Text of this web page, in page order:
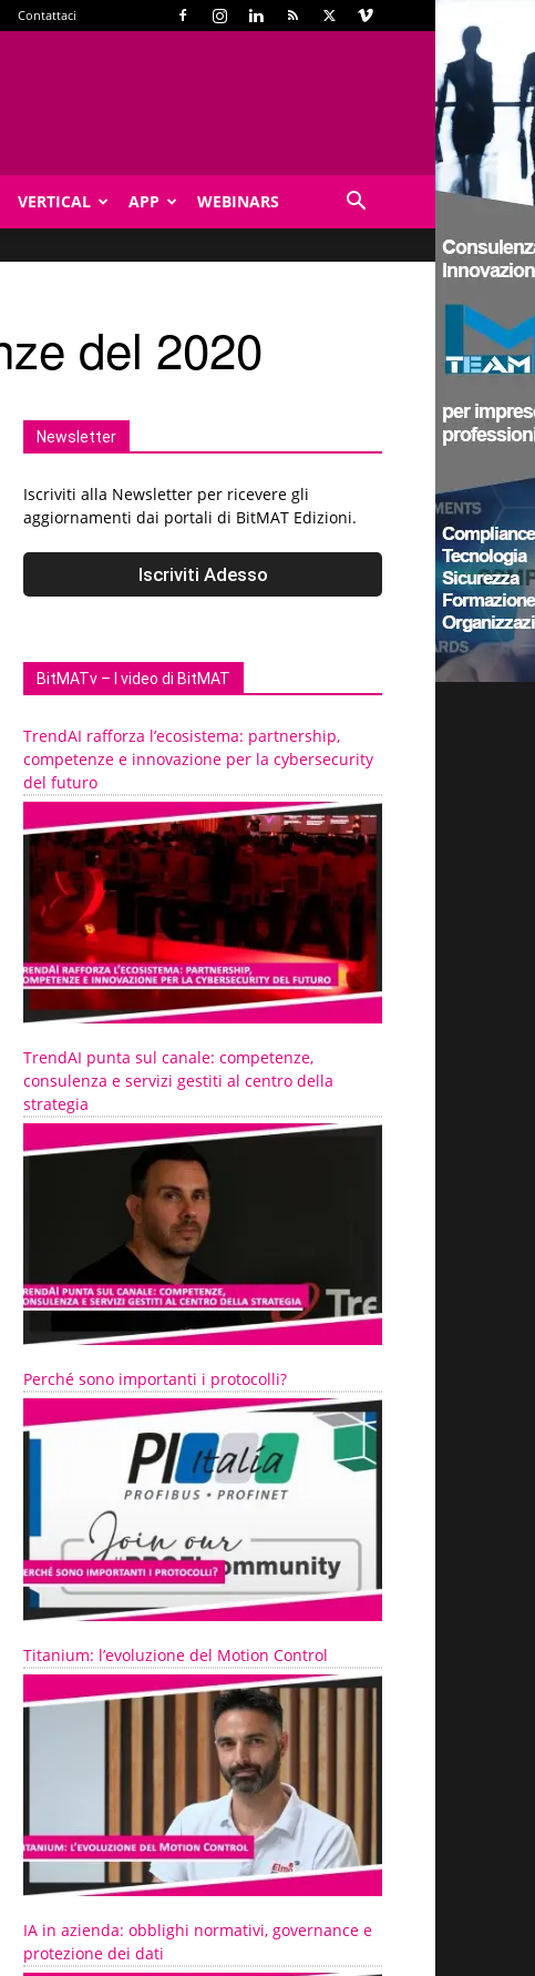
Contattaci
VERTICAL APP WEBINARS
del 2020
Newsletter
Iscriviti alla Newsletter per ricevere gli
aggiornamenti dai portali di BitMAT Edizioni.
BitMATv – I video di BitMAT
TrendAI rafforza l’ecosistema: partnership,
competenze e innovazione per la cybersecurity
del futuro
TrendAI punta sul canale: competenze,
consulenza e servizi gestiti al centro della
strategia
Perché sono importanti i protocolli?
Titanium: l’evoluzione del Motion Control
IA in azienda: obblighi normativi, governance e
protezione dei dati